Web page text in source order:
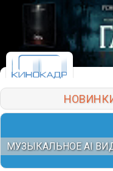
МУЗЫКАЛЬНОЕ AI